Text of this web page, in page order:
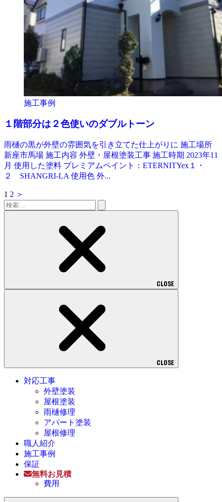
施工事例
１階部分は２色使いのダブルトーン
雨樋の黒が外壁の雰囲気を引き立てた仕上がりに 施工場所
新座市馬場 施工内容 外壁・屋根塗装工事 施工時期 2023年11
月 使用した塗料 プレミアムペイント：ETERNITYex１・
２ SHANGRI-LA 使用色 外...
1 2 ＞
検
索:
CLOSE
CLOSE
対応工事
外壁塗装
屋根塗装
雨樋修理
アパート塗装
屋根修理
職人紹介
施工事例
保証
無料お見積
費用